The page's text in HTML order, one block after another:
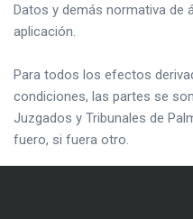
Datos y demás normativa de
aplicación.
Para todos los efectos
condiciones, las partes se
Juzgados y Tribunales de
fuero, si fuera otro.